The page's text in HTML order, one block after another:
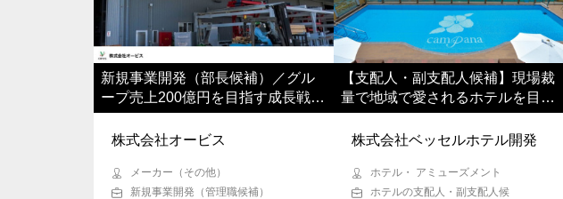
新規事業開発（部長候補）／グル
ープ売上200億円を目指す成長戦略
の中核を担う
株式会社オービス
メーカー（その他）
新規事業開発（管理職候補）
【支配人・副支配人候補】現場裁
量で地域で愛されるホテルを目指
す／全国展開中の成長企業
株式会社ベッセルホテル開発
ホテル・ アミューズメント
ホテルの支配人・副支配人候